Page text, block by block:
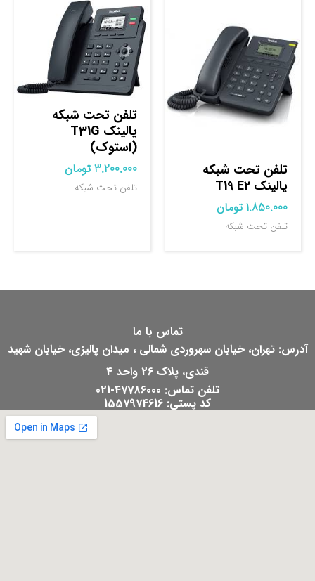
تلفن تحت شبکه
یالینک T19 E2
1.850.000 تومان
تلفن تحت شبکه
تلفن تحت شبکه
یالینک T31G
(استوک)
3.200.000 تومان
تلفن تحت شبکه
تماس با ما
آدرس: تهران، خیابان سهروردی شمالی ، میدان پالیزی، خیابان شهید
قندی، پلاک 26 واحد 4
تلفن تماس: 47786000-021
کد پستی: 1557974616